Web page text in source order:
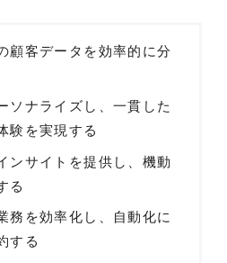
顧客データを効率的に分
ソナライズし、一貫した
験を実現する
ンサイトを提供し、機動
る
務を効率化し、自動化に
する